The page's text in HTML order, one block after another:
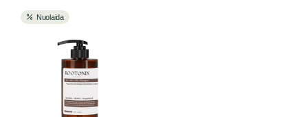
Nuolaida